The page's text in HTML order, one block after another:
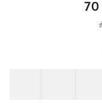
มิติ
ทำ
ยุค
70